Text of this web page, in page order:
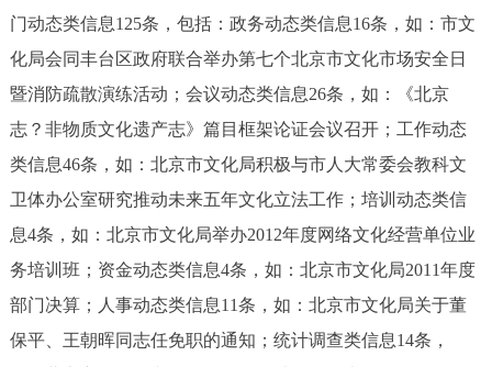
门动态类信息125条，包括：政务动态类信息16条，如：市文
化局会同丰台区政府联合举办第七个北京市文化市场安全日
暨消防疏散演练活动；会议动态类信息26条，如：《北京
志？非物质文化遗产志》篇目框架论证会议召开；工作动态
类信息46条，如：北京市文化局积极与市人大常委会教科文
卫体办公室研究推动未来五年文化立法工作；培训动态类信
息4条，如：北京市文化局举办2012年度网络文化经营单位业
务培训班；资金动态类信息4条，如：北京市文化局2011年度
部门决算；人事动态类信息11条，如：北京市文化局关于董
保平、王朝晖同志任免职的通知；统计调查类信息14条，